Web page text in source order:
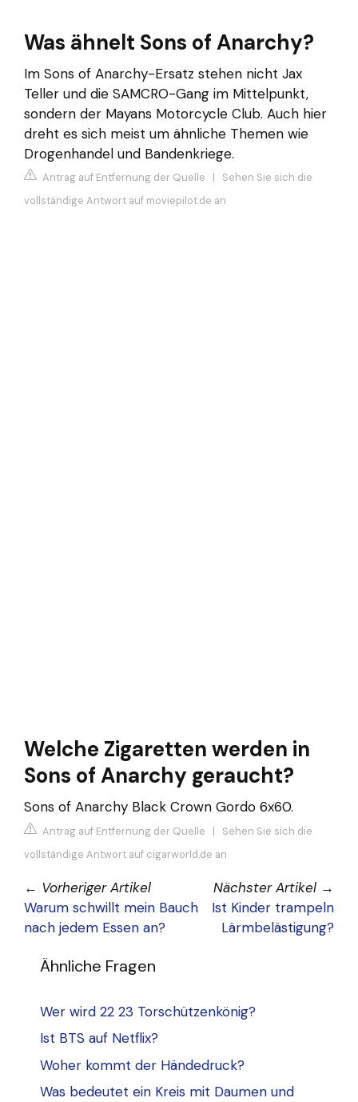
Was ähnelt Sons of Anarchy?
Im Sons of Anarchy-Ersatz stehen nicht Jax
Teller und die SAMCRO-Gang im Mittelpunkt,
sondern der Mayans Motorcycle Club. Auch hier
dreht es sich meist um ähnliche Themen wie
Drogenhandel und Bandenkriege.
Antrag auf Entfernung der Quelle | Sehen Sie sich die
vollständige Antwort auf moviepilot.de an
Welche Zigaretten werden in
Sons of Anarchy geraucht?
Sons of Anarchy Black Crown Gordo 6x60.
Antrag auf Entfernung der Quelle | Sehen Sie sich die
vollständige Antwort auf cigarworld.de an
← Vorheriger Artikel
Warum schwillt mein Bauch
nach jedem Essen an?
Nächster Artikel →
Ist Kinder trampeln
Lärmbelästigung?
Ähnliche Fragen
Wer wird 22 23 Torschützenkönig?
Ist BTS auf Netflix?
Woher kommt der Händedruck?
Was bedeutet ein Kreis mit Daumen und